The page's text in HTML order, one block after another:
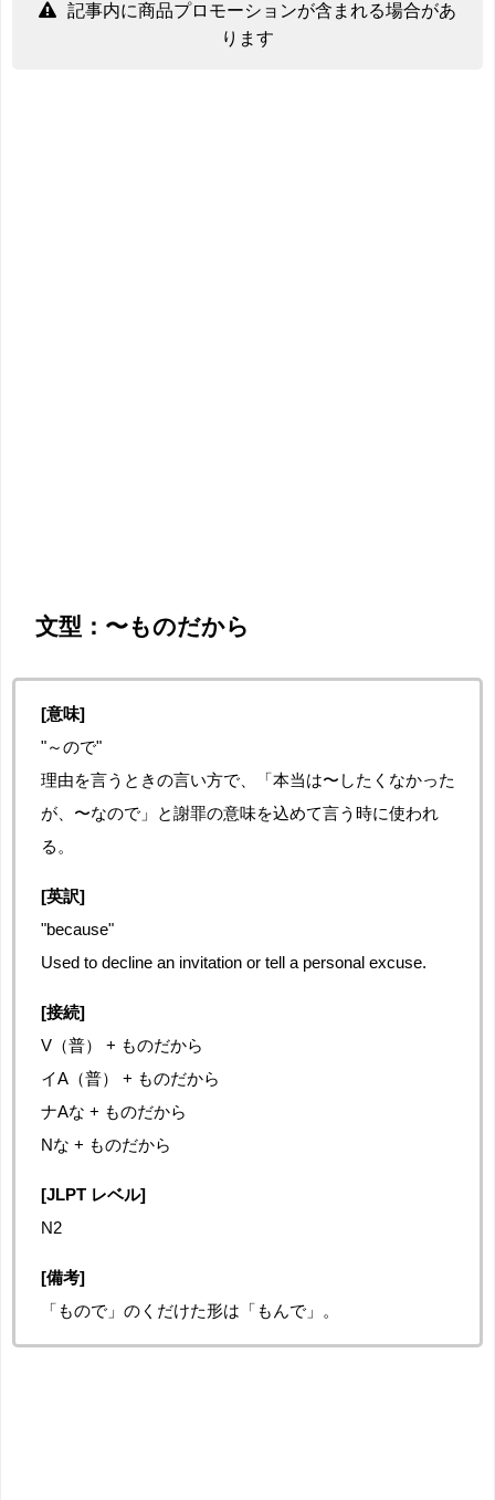
記事内に商品プロモーションが含まれる場合があ
ります
文型：〜ものだから
[意味]
"～ので"
理由を言うときの言い方で、「本当は〜したくなかった
が、〜なので」と謝罪の意味を込めて言う時に使われ
る。
[英訳]
"because"
Used to decline an invitation or tell a personal excuse.
[接続]
V（普） + ものだから
イA（普） + ものだから
ナAな + ものだから
Nな + ものだから
[JLPT レベル]
N2
[備考]
「もので」のくだけた形は「もんで」。